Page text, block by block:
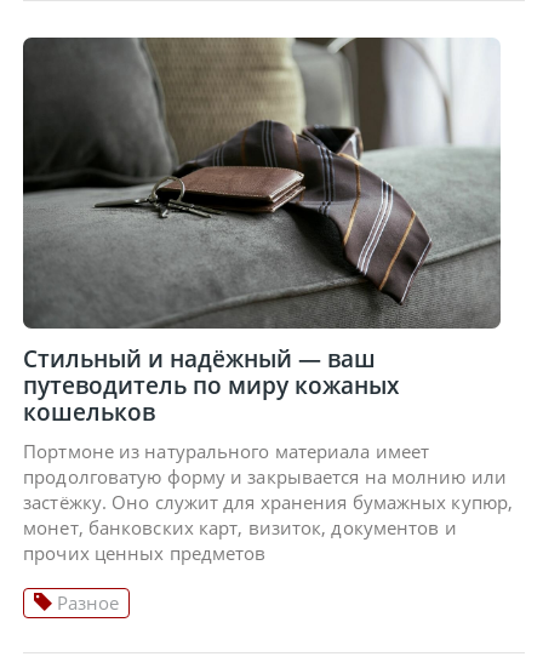
Стильный и надёжный — ваш
путеводитель по миру кожаных
кошельков
Портмоне из натурального материала имеет
продолговатую форму и закрывается на молнию или
застёжку. Оно служит для хранения бумажных купюр,
монет, банковских карт, визиток, документов и
прочих ценных предметов
Разное